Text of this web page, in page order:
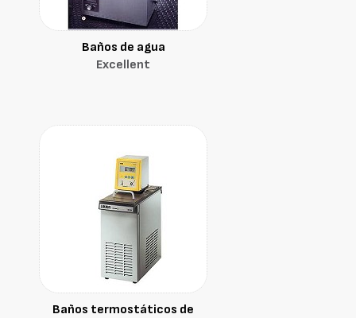
Baños de agua
Excellent
Baños termostáticos de